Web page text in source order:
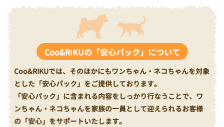
Coo&RIKUの「安心パック」について
Coo&RIKUでは、そのほかにもワンちゃん・ネコちゃんを対象
とした「安心パック」をご提供しております。
「安心パック」に含まれる内容をしっかり行なうことで、ワ
ンちゃん・ネコちゃんを家族の一員として迎えられるお客様
の「安心」をサポートいたします。